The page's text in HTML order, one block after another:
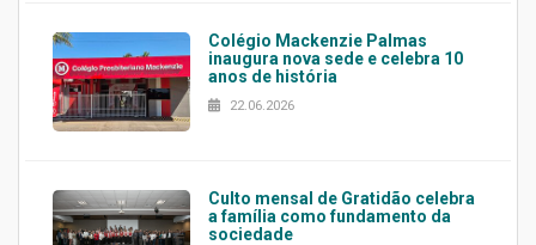
Colégio Mackenzie Palmas
inaugura nova sede e celebra 10
anos de história
22.06.2026
Culto mensal de Gratidão celebra
a família como fundamento da
sociedade